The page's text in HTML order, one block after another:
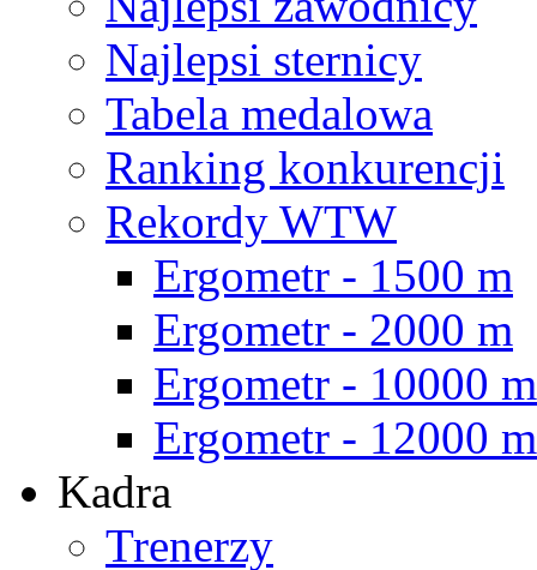
Najlepsi sternicy
Tabela medalowa
Ranking konkurencji
Rekordy WTW
Ergometr - 1500 m
Ergometr - 2000 m
Ergometr - 10000 m
Ergometr - 12000 m
Kadra
Trenerzy